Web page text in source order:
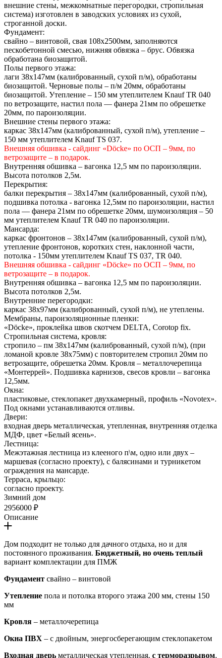
внешние стены, межкомнатные перегородки, стропильная
система) изготовлен в заводских условиях из сухой,
строганной доски.
Фундамент:
свайно – винтовой, свая 108х2500мм, заполняются
пескобетонной смесью, нижняя обвязка – брус. Обвязка
обработана биозащитой.
Полы первого этажа:
лаги 38х147мм (калиброванный, сухой п/м), обработаны
биозащитой. Черновые полы – п/м 20мм, обработаны
биозащитой. Утепление – 150 мм утеплителем Knauf TR 040
по ветрозащите, настил пола — фанера 21мм по обрешетке
20мм, по пароизоляции.
Внешние стены первого этажа:
каркас 38х147мм (калиброванный, сухой п/м), утепление –
150 мм утеплителем Knauf TS 037.
Внешняя обшивка - сайдинг «Döcke» по ОСП – 9мм, по
ветрозащите – в подарок.
Внутренняя обшивка – вагонка 12,5 мм по пароизоляции.
Высота потолков 2,5м.
Перекрытия:
балки перекрытия – 38х147мм (калиброванный, сухой п/м),
подшивка потолка - вагонка 12,5мм по пароизоляции, настил
пола — фанера 21мм по обрешетке 20мм, шумоизоляция – 50
мм утеплителем Knauf TR 040 по пароизоляции.
Мансарда:
каркас фронтонов – 38х147мм (калиброванный, сухой п/м),
утепление фронтонов, коротких стен, наклонной части,
потолка - 150мм утеплителем Knauf TS 037, TR 040.
Внешняя обшивка - сайдинг «Döcke» по ОСП – 9мм, по
ветрозащите – в подарок.
Внутренняя обшивка – вагонка 12,5 мм по пароизоляции.
Высота потолков 2,5м.
Внутренние перегородки:
каркас 38х97мм (калиброванный, сухой п/м), не утеплены.
Мембраны, пароизоляционные пленки:
«Döcke», проклейка швов скотчем DELTA, Сorotop fix.
Стропильная система, кровля:
стропило – пм 38х147мм (калиброванный, сухой п/м), (при
ломаной кровле 38х75мм) с повторителем стропил 20мм по
ветрозащите, обрешетка 20мм. Кровля – металлочерепица
«Монтеррей». Подшивка карнизов, свесов кровли – вагонка
12,5мм.
Окна:
пластиковые, стеклопакет двухкамерный, профиль «Novotex».
Под окнами устанавливаются отливы.
Двери:
входная дверь металлическая, утепленная, внутренняя отделка
МДФ, цвет «Белый ясень».
Лестница:
Межэтажная лестница из клееного п\м, одно или двух –
маршевая (согласно проекту), с балясинами и турникетом
ограждения на мансарде.
Терраса, крыльцо:
согласно проекту.
Зимний дом
2956000 ₽
Описание
Дом подходит не только для дачного отдыха, но и для
постоянного проживания. Бюджетный, но очень теплый
вариант комплектации для ПМЖ
Фундамент свайно – винтовой
Утепление пола и потолка второго этажа 200 мм, стены 150
мм
Кровля – металлочерепица
Окна ПВХ – с двойным, энергосберегающим стеклопакетом
Входная дверь металлическая утепленная, с терморазрывом,